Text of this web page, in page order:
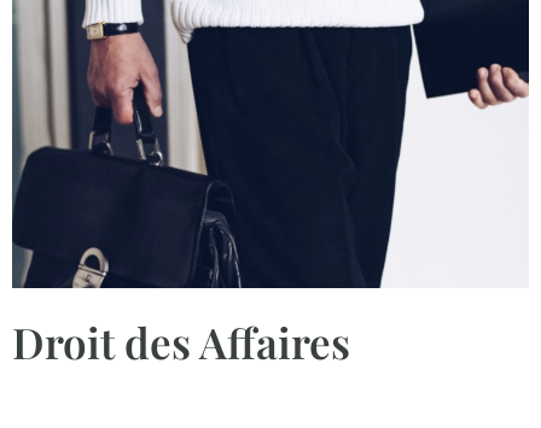
Droit des Affaires